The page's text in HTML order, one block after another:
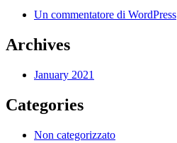
Un commentatore di WordPress
Archives
January 2021
Categories
Non categorizzato